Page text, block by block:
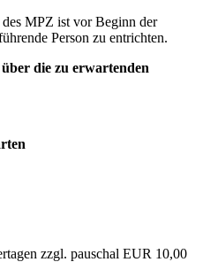
MPZ ist vor Beginn der
Person zu entrichten.
die zu erwartenden
zzgl. pauschal EUR 10,00